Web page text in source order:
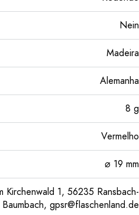
Nein
Madeira
Alemanha
8 g
Vermelho
⌀ 19 mm
Kirchenwald 1, 56235 Ransbach-
Baumbach, gpsr@flaschenland.de